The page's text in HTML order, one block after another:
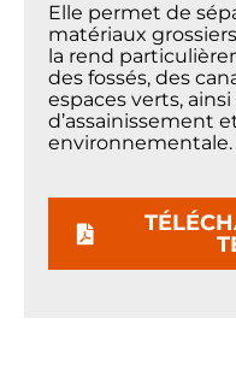
Elle permet de
matériaux
la rend
des fossés, des
espaces verts,
d’assainissement
environnementale.